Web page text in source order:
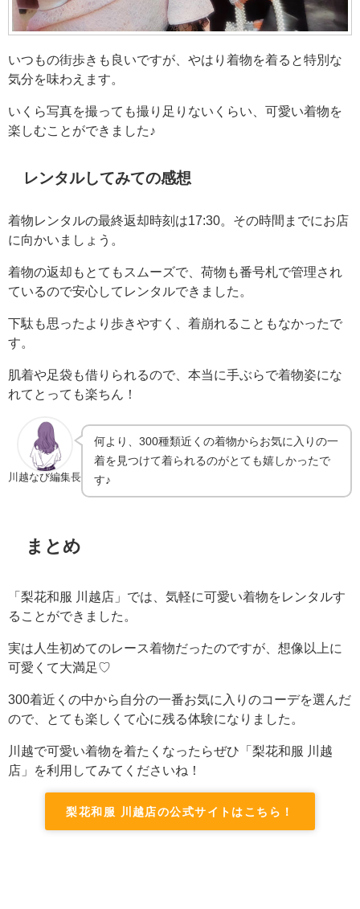
いつもの街歩きも良いですが、やはり着物を着ると特別な
気分を味わえます。
いくら写真を撮っても撮り足りないくらい、可愛い着物を
楽しむことができました♪
レンタルしてみての感想
着物レンタルの最終返却時刻は17:30。その時間までにお店
に向かいましょう。
着物の返却もとてもスムーズで、荷物も番号札で管理され
ているので安心してレンタルできました。
下駄も思ったより歩きやすく、着崩れることもなかったで
す。
肌着や足袋も借りられるので、本当に手ぶらで着物姿にな
れてとっても楽ちん！
川越なび編集長
何より、300種類近くの着物からお気に入りの一
着を見つけて着られるのがとても嬉しかったで
す♪
まとめ
「梨花和服 川越店」では、気軽に可愛い着物をレンタルす
ることができました。
実は人生初めてのレース着物だったのですが、想像以上に
可愛くて大満足♡
300着近くの中から自分の一番お気に入りのコーデを選んだ
ので、とても楽しくて心に残る体験になりました。
川越で可愛い着物を着たくなったらぜひ「梨花和服 川越
店」を利用してみてくださいね！
梨花和服 川越店の公式サイトはこちら！